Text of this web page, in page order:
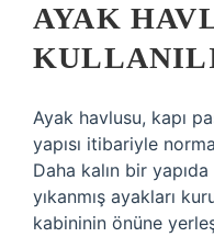
AYAK
Ayak havlusu, kapı
yapısı itibariyle
Daha kalın bir
yıkanmış ayakları
kabininin önüne